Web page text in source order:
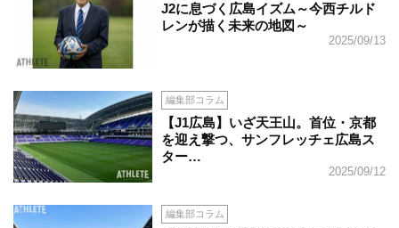
J2に息づく広島イズム～今西チルド
レンが描く未来の地図～
2025/09/13
編集部コラム
【J1広島】いざ天王山。首位・京都
を迎え撃つ、サンフレッチェ広島ス
ター…
2025/09/12
編集部コラム